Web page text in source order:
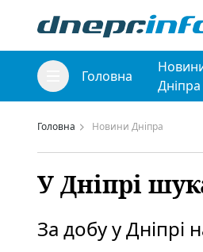
Головна
Дніпра
Головна Новини Дніпра
У Дніпрі
За добу у Дніпрі